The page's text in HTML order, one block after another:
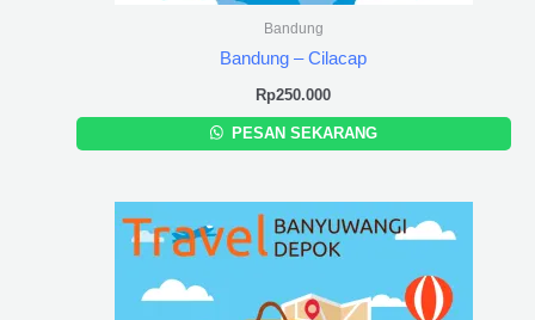
Bandung
Bandung – Cilacap
Rp250.000
PESAN SEKARANG